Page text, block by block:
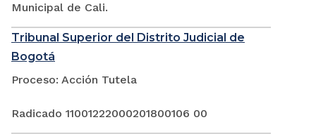
Municipal de Cali.
Tribunal Superior del Distrito Judicial de
Bogotá
Proceso: Acción Tutela
Radicado 11001222000201800106 00